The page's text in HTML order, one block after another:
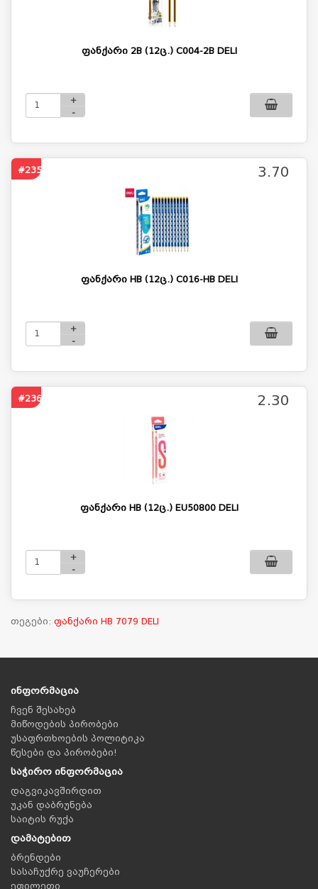
ფანქარი 2B (12ც.) C004-2B DELI
+
-
#2358 3.70
ფანქარი HB (12ც.) C016-HB DELI
+
-
#2365 2.30
ფანქარი HB (12ც.) EU50800 DELI
+
-
თეგები: ფანქარი HB 7079 DELI
ინფორმაცია
ჩვენ შესახებ
მიწოდების პირობები
უსაფრთხოების პოლიტიკა
წესები და პირობები!
საჭირო ინფორმაცია
დაგვიკავშირდით
უკან დაბრუნება
საიტის რუქა
დამატებით
ბრენდები
სასაჩუქრე ვაუჩერები
ეფილეთი